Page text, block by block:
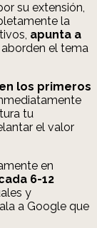
su extensión,
la
apunta a
el tema
los primeros
tu
el valor
en
6-12
y
a Google que